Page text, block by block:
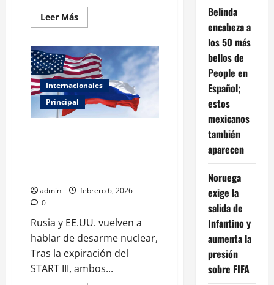
Leer MásLeer
más
Bloqueo
en
Irán:
el
Golfo
Pérsico
ante
el
colapso
Internacionales
Principal
admin
febrero 6, 2026
0
Rusia y EE.UU. vuelven a
hablar de desarme nuclear,
Tras la expiración del
START III, ambos...
Belinda
encabeza a
los 50 más
bellos de
People en
Español;
estos
mexicanos
también
aparecen
Noruega
exige la
salida de
Infantino y
aumenta la
presión
sobre FIFA